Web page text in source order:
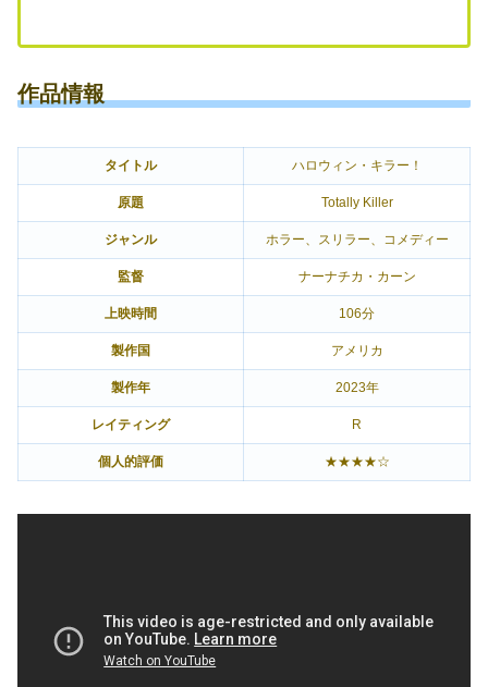
作品情報
タイトル ハロウィン・キラー！
原題 Totally Killer
ジャンル ホラー、スリラー、コメディー
監督 ナーナチカ・カーン
上映時間 106分
製作国 アメリカ
製作年 2023年
レイティング R
個人的評価 ★★★★☆